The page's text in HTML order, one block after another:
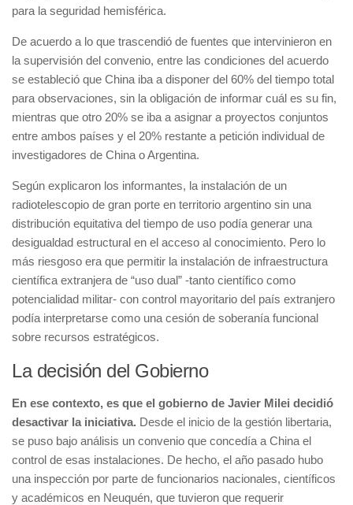
para la seguridad hemisférica.
De acuerdo a lo que trascendió de fuentes que intervinieron en
la supervisión del convenio, entre las condiciones del acuerdo
se estableció que China iba a disponer del 60% del tiempo total
para observaciones, sin la obligación de informar cuál es su fin,
mientras que otro 20% se iba a asignar a proyectos conjuntos
entre ambos países y el 20% restante a petición individual de
investigadores de China o Argentina.
Según explicaron los informantes, la instalación de un
radiotelescopio de gran porte en territorio argentino sin una
distribución equitativa del tiempo de uso podía generar una
desigualdad estructural en el acceso al conocimiento. Pero lo
más riesgoso era que permitir la instalación de infraestructura
científica extranjera de “uso dual” -tanto científico como
potencialidad militar- con control mayoritario del país extranjero
podía interpretarse como una cesión de soberanía funcional
sobre recursos estratégicos.
La decisión del Gobierno
En ese contexto, es que el gobierno de Javier Milei decidió
desactivar la iniciativa. Desde el inicio de la gestión libertaria,
se puso bajo análisis un convenio que concedía a China el
control de esas instalaciones. De hecho, el año pasado hubo
una inspección por parte de funcionarios nacionales, científicos
y académicos en Neuquén, que tuvieron que requerir